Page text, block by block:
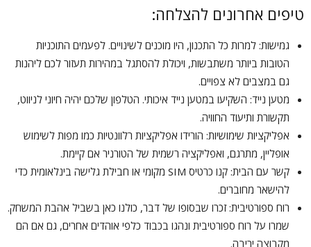
טיפים אחרונים להצלחה:
גמישות: למרות כל התכנון, היו מוכנים לשינויים. לפעמים התוכניות
הטובות ביותר משתבשות, ויכולת להסתגל במהירות תעזור לכם ליהנות
גם במצבים לא צפויים.
מטען נייד: השקיעו במטען נייד איכותי. הטלפון שלכם יהיה חיוני לניווט,
תקשורת ותיעוד החוויה.
אפליקציות שימושיות: הורידו אפליקציות רלוונטיות כמו מפות לשימוש
אופליין, מתרגם, ואפליקציה רשמית של הטורניר אם קיימת.
קשר עם הבית: קנו כרטיס SIM מקומי או חבילת גלישה בינלאומית כדי
להישאר מחוברים.
רוח ספורטיבית: זכרו שבסופו של דבר, כולנו כאן בשביל אהבת המשחק.
שמרו על רוח ספורטיבית ונהגו בכבוד כלפי אוהדים אחרים, גם אם הם
מקבוצה יריבה.